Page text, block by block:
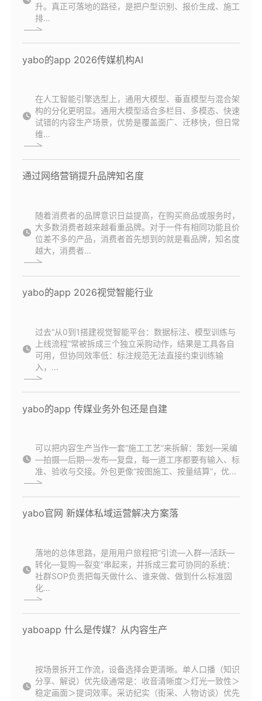
升。真正可落地的路径，是把户型识别、报价生成、施工
排...
yabo的app 2026传媒机构AI
在人工智能引擎选型上，通用大模型、垂直模型与混合架
构的分化更明显。通用大模型适合多栏目、多模态、快速
试错的内容生产场景，优势是覆盖面广、迁移快，但日常
维...
通过网络营销提升品牌知名度
随着消费者的品牌意识日益提高，在购买商品或服务时，
大多数消费者越来越看重品牌。对于一件有相同功能且价
位差不多的产品，消费者首先想到的就是看品牌，知名度
越大，消费者...
yabo的app 2026视觉智能行业
过去“从0到1搭建视觉智能平台：数据标注、模型训练与
上线流程”常被拆成三个独立采购动作，结果是工具各自
可用，但协同效率低：标注规范无法直接约束训练输
入，...
yabo的app 传媒业务外包还是自建
可以把内容生产当作一套“施工工艺”来拆解：策划—采编
—拍摄—后期—发布—复盘，每一道工序都要有输入、标
准、验收与交接。外包更像“按图施工、按量结算”，优...
yabo官网 新媒体私域运营解决方案落
落地的总体思路，是用用户旅程把“引流—入群—活跃—
转化—复购—裂变”串起来，并拆成三套可协同的系统：
社群SOP负责把每天做什么、谁来做、做到什么标准固
化...
yaboapp 什么是传媒？从内容生产
按场景拆开工作流，设备选择会更清晰。单人口播（知识
分享、解说）优先级通常是：收音清晰度＞灯光一致性＞
稳定画面＞提词效率。采访纪实（街采、人物访谈）优先